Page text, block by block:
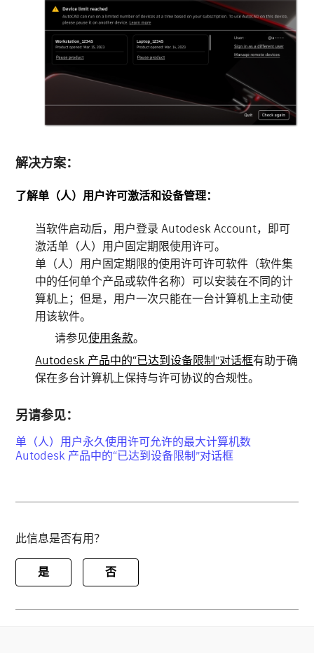
解决方案：
了解单（人）用户许可激活和设备管理：
当软件启动后，用户登录 Autodesk Account，即可
激活单（人）用户固定期限使用许可。
单（人）用户固定期限的使用许可许可软件（软件集
中的任何单个产品或软件名称）可以安装在不同的计
算机上；但是，用户一次只能在一台计算机上主动使
用该软件。
请参见使用条款。
Autodesk 产品中的“已达到设备限制”对话框有助于确
保在多台计算机上保持与许可协议的合规性。
另请参见：
单（人）用户永久使用许可允许的最大计算机数
Autodesk 产品中的“已达到设备限制”对话框
此信息是否有用？
是 否